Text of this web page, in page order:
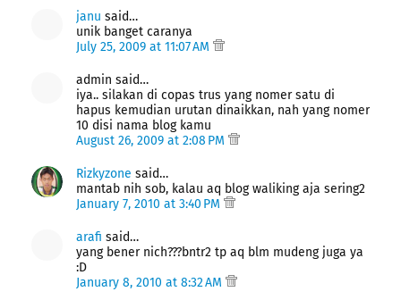
janu said…
unik banget caranya
July 25, 2009 at 11:07 AM
admin said…
iya.. silakan di copas trus yang nomer satu di
hapus kemudian urutan dinaikkan, nah yang nomer
10 disi nama blog kamu
August 26, 2009 at 2:08 PM
Rizkyzone said…
mantab nih sob, kalau aq blog waliking aja sering2
January 7, 2010 at 3:40 PM
arafi said…
yang bener nich???bntr2 tp aq blm mudeng juga ya
:D
January 8, 2010 at 8:32 AM